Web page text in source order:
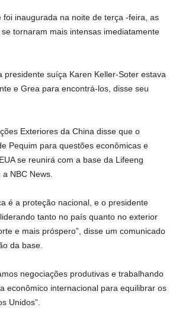
foi inaugurada na noite de terça -feira, as
tornaram mais intensas imediatamente
presidente suíça Karen Keller-Soter estava
e Grea para encontrá-los, disse seu
Exteriores da China disse que o
Pequim para questões econômicas e
se reunirá com a base da Lifeeng
NBC News.
é a proteção nacional, e o presidente
tanto no país quanto no exterior
e mais próspero”, disse um comunicado
da base.
negociações produtivas e trabalhando
econômico internacional para equilibrar os
Unidos”.